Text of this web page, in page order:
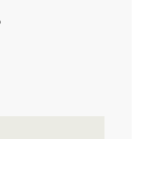
دکتر احمد
رئیس